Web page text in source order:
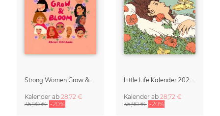
Strong Women Grow & Bloom Kalender 2027
Kalender ab 28,72 €
35,90 € -20%
Little Life Kalender 2027 von Simone Goder
Kalender ab 28,72 €
35,90 € -20%